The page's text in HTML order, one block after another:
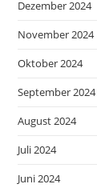
Dezember 2024
November 2024
Oktober 2024
September 2024
August 2024
Juli 2024
Juni 2024